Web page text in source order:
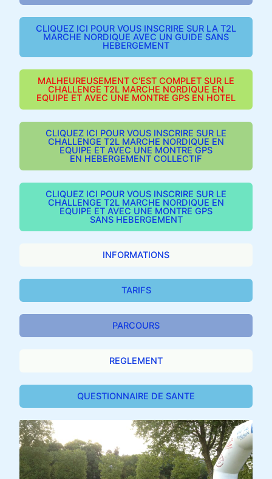
CLIQUEZ ICI POUR VOUS INSCRIRE SUR LA T2L
MARCHE NORDIQUE AVEC UN GUIDE SANS
HEBERGEMENT
MALHEUREUSEMENT C'EST COMPLET SUR LE
CHALLENGE T2L MARCHE NORDIQUE EN
EQUIPE ET AVEC UNE MONTRE GPS EN HOTEL
CLIQUEZ ICI POUR VOUS INSCRIRE SUR LE
CHALLENGE T2L MARCHE NORDIQUE EN
EQUIPE ET AVEC UNE MONTRE GPS
EN HEBERGEMENT COLLECTIF
CLIQUEZ ICI POUR VOUS INSCRIRE SUR LE
CHALLENGE T2L MARCHE NORDIQUE EN
EQUIPE ET AVEC UNE MONTRE GPS
SANS HEBERGEMENT
INFORMATIONS
TARIFS
PARCOURS
REGLEMENT
QUESTIONNAIRE DE SANTE